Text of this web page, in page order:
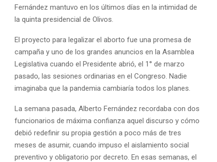
Fernández mantuvo en los últimos días en la intimidad de
la quinta presidencial de Olivos.
El proyecto para legalizar el aborto fue una promesa de
campaña y uno de los grandes anuncios en la Asamblea
Legislativa cuando el Presidente abrió, el 1° de marzo
pasado, las sesiones ordinarias en el Congreso. Nadie
imaginaba que la pandemia cambiaría todos los planes.
La semana pasada, Alberto Fernández recordaba con dos
funcionarios de máxima confianza aquel discurso y cómo
debió redefinir su propia gestión a poco más de tres
meses de asumir, cuando impuso el aislamiento social
preventivo y obligatorio por decreto. En esas semanas, el